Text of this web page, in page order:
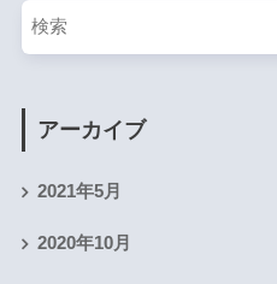
アーカイブ
2021年5月
2020年10月